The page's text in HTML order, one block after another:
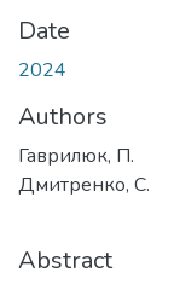
Date
2024
Authors
Гаврилюк, П.
Дмитренко, С.
Abstract